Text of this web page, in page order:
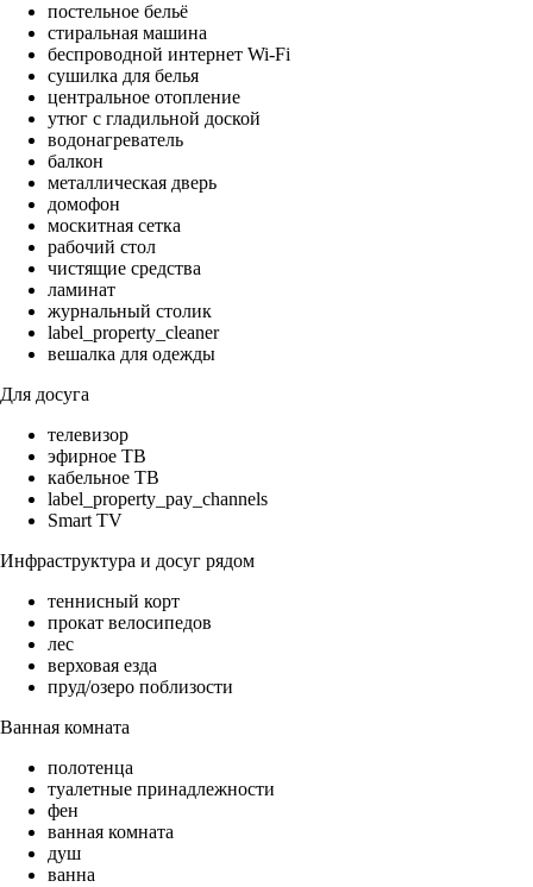
постельное бельё
стиральная машина
беспроводной интернет Wi-Fi
сушилка для белья
центральное отопление
утюг с гладильной доской
водонагреватель
балкон
металлическая дверь
домофон
москитная сетка
рабочий стол
чистящие средства
ламинат
журнальный столик
label_property_cleaner
вешалка для одежды
Для досуга
телевизор
эфирное ТВ
кабельное ТВ
label_property_pay_channels
Smart TV
Инфраструктура и досуг рядом
теннисный корт
прокат велосипедов
лес
верховая езда
пруд/озеро поблизости
Ванная комната
полотенца
туалетные принадлежности
фен
ванная комната
душ
ванна